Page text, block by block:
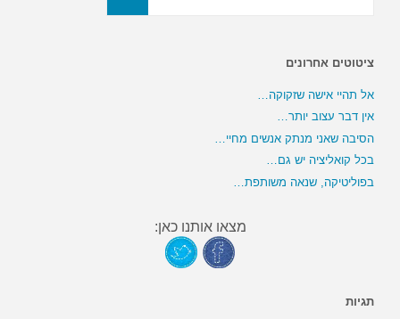
ציטוטים אחרונים
אל תהיי אישה שזקוקה…
אין דבר עצוב יותר…
הסיבה שאני מנתק אנשים מחיי…
בכל קואליציה יש גם…
בפוליטיקה, שנאה משותפת…
מצאו אותנו כאן:
תגיות